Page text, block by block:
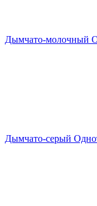
Дымчато-молочный
Дымчато-серый